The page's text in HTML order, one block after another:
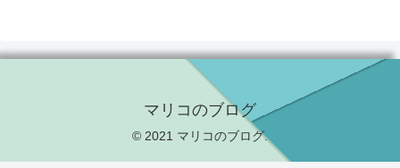
マリコのブログ
© 2021 マリコのブログ.